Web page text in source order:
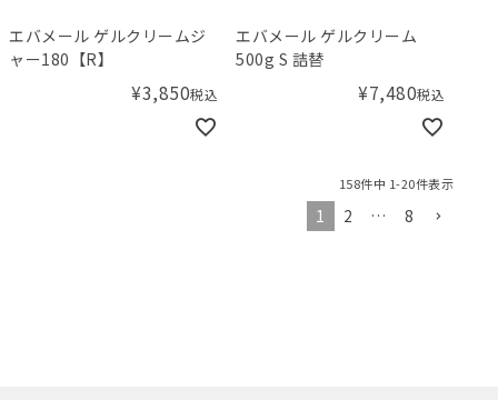
エバメール ゲルクリームジ
ャー180【R】
¥3,850税込
エバメール ゲルクリーム
500g S 詰替
¥7,480税込
158件中 1-20件表示
1 2 … 8